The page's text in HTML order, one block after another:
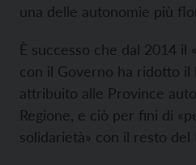
una delle autonomie più
È successo che dal 2014 il «
con il Governo ha ridotto il
attribuito alle Province
Regione, e ciò per fini di
solidarietà» con il resto del